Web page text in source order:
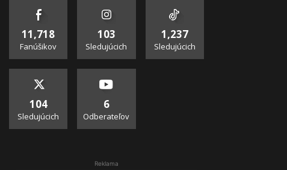
11,718
Fanúšikov
103
Sledujúcich
1,237
Sledujúcich
104
Sledujúcich
6
Odberateľov
Reklama